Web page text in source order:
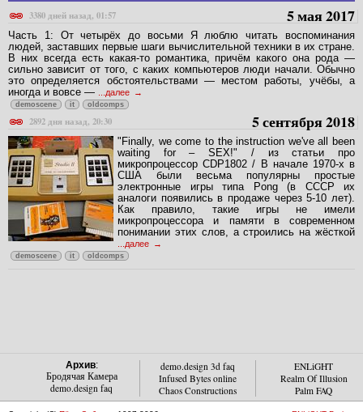
3380 дней назад, 01:57
5 мая 2017
Часть 1: От четырёх до восьми Я люблю читать воспоминания
людей, заставших первые шаги вычислительной техники в их стране.
В них всегда есть какая-то романтика, причём какого она рода —
сильно зависит от того, с каких компьютеров люди начали. Обычно
это определяется обстоятельствами — местом работы, учёбы, а
иногда и вовсе —
...далее
demoscene it oldcomps
2892 дня назад, 20:30 5 сентября 2018
"Finally, we come to the instruction we've all been
waiting for – SEX!" / из статьи про
микропроцессор CDP1802 / В начале 1970-х в
США были весьма популярны простые
электронные игры типа Pong (в СССР их
аналоги появились в продаже через 5-10 лет).
Как правило, такие игры не имели
микропроцессора и памяти в современном
понимании этих слов, а строились на жёсткой
...далее
demoscene it oldcomps
Архив:
Бродячая Камера
demo.design faq
demo.design 3d faq
Infused Bytes online
Chaos Constructions
ENLiGHT
Realm Of Illusion
Palm FAQ